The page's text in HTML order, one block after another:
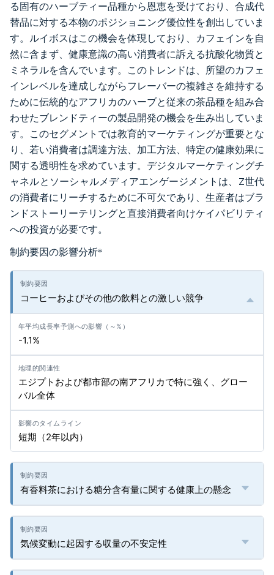
る固有のハーブティー品種から恩恵を受けており、合成代
替品に対する本物のポジショニング優位性を創出していま
す。ルイボスはこの機会を体現しており、カフェインを自
然に含まず、健康意識の高い消費者に訴える抗酸化物質と
ミネラルを含んでいます。このトレンドは、所望のカフェ
インレベルを達成しながらフレーバーの複雑さを維持する
ために伝統的なアフリカのハーブと従来の茶品種を組み合
わせたブレンドティーの製品開発の機会を生み出していま
す。このセグメントでは教育的マーケティングが重要とな
り、若い消費者は調達方法、加工方法、特定の健康効果に
関する透明性を求めています。デジタルマーケティングチ
ャネルとソーシャルメディアエンゲージメントは、Z世代
の消費者にリーチするために不可欠であり、生産者はブラ
ンドストーリーテリングと直接消費者向けケイパビリティ
への投資が必要です。
制約要因の影響分析*
コーヒーおよびその他の飲料との激しい競争
-1.1%
エジプトおよび都市部の南アフリカで特に強く、グロー
バル全体
短期（2年以内）
有香料茶における糖分含有量に関する健康上の懸念
気候変動に起因する収量の不安定性